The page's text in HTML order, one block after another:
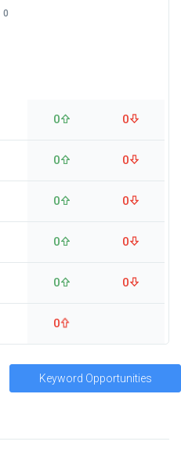
0 0
0 0
0 0
0 0
0 0
0
0
Keyword Opportunities